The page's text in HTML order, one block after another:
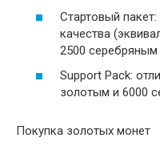
Стартовый
качества
2500
Support Pack:
золотым и 6000
Покупка золотых монет